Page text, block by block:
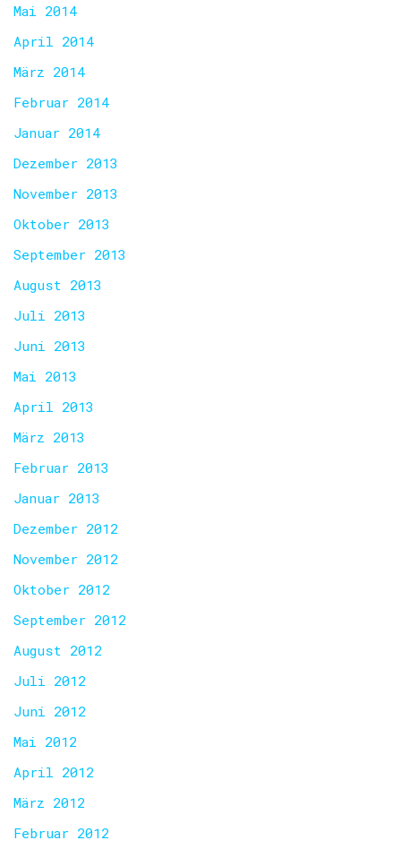
Mai 2014
April 2014
März 2014
Februar 2014
Januar 2014
Dezember 2013
November 2013
Oktober 2013
September 2013
August 2013
Juli 2013
Juni 2013
Mai 2013
April 2013
März 2013
Februar 2013
Januar 2013
Dezember 2012
November 2012
Oktober 2012
September 2012
August 2012
Juli 2012
Juni 2012
Mai 2012
April 2012
März 2012
Februar 2012